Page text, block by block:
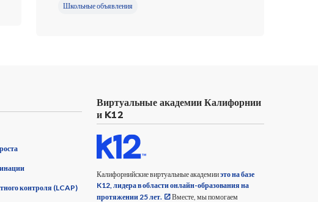
Школьные объявления
контроля (LCAP)
Виртуальные академии Калифорнии
и K12
Калифорнийские виртуальные академииэто на базе
K12, лидера в области онлайн-образования на
протяжении 25 лет.
Вместе, мы помогаем